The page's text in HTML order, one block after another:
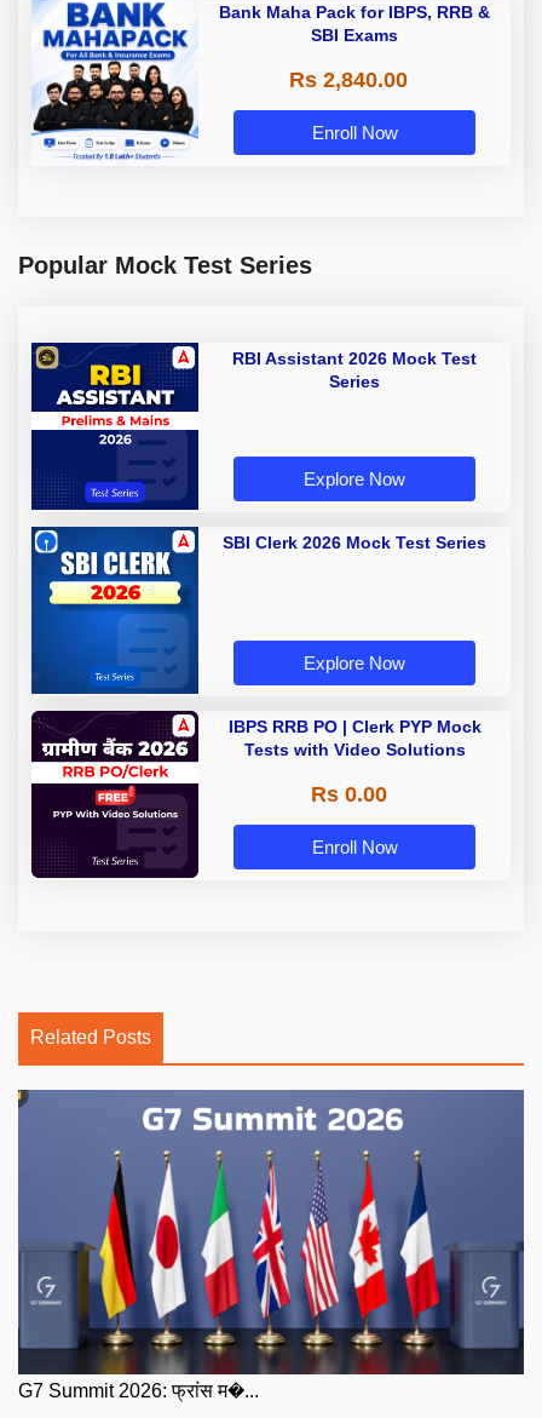
Bank Maha Pack for IBPS, RRB &
SBI Exams
Rs 2,840.00
Enroll Now
Popular Mock Test Series
RBI Assistant 2026 Mock Test
Series
Explore Now
SBI Clerk 2026 Mock Test Series
Explore Now
IBPS RRB PO | Clerk PYP Mock
Tests with Video Solutions
Rs 0.00
Enroll Now
Related Posts
G7 Summit 2026: फ्रांस म�...